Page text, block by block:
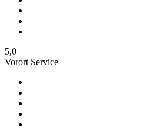
5,0
Vorort Service